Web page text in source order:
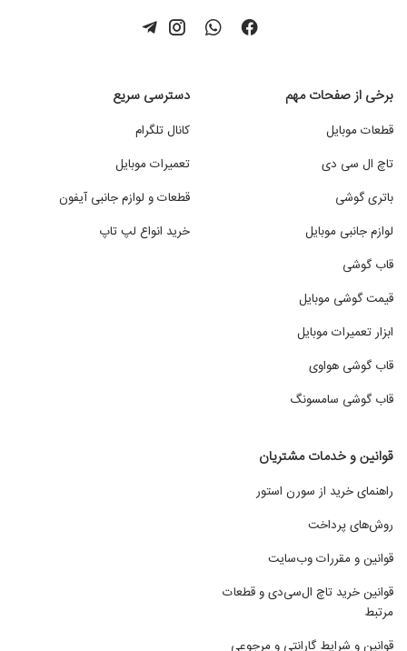
برخی از صفحات مهم
قطعات موبایل
تاچ ال سی دی
باتری گوشی
لوازم جانبی موبایل
قاب گوشی
قیمت گوشی موبایل
ابزار تعمیرات موبایل
قاب گوشی هواوی
قاب گوشی سامسونگ
دسترسی سریع
کانال تلگرام
تعمیرات موبایل
قطعات و لوازم جانبی آیفون
خرید انواع لپ تاپ
قوانین و خدمات مشتریان
راهنمای خرید از سورن استور
روش‌های پرداخت
قوانین و مقررات وب‌سایت
قوانین خرید تاچ ال‌سی‌دی و قطعات
مرتبط
قوانین و شرایط گارانتی و مرجوعی